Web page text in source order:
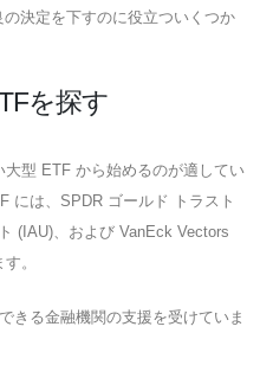
決定を下すのに役立ついくつか
を探す
型 ETF から始めるのが適してい
には、SPDR ゴールド トラスト
(IAU)、および VanEck Vectors
。
きる金融機関の支援を受けていま